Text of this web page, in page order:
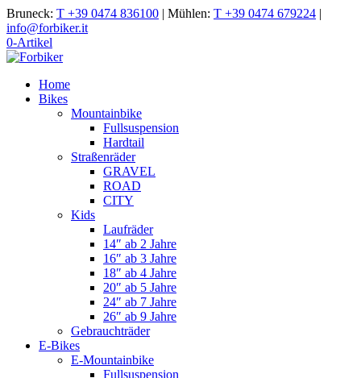
Bruneck: T +39 0474 836100 | Mühlen: T +39 0474 679224 |
info@forbiker.it
0-Artikel
Home
Bikes
Mountainbike
Fullsuspension
Hardtail
Straßenräder
GRAVEL
ROAD
CITY
Kids
Laufräder
14″ ab 2 Jahre
16″ ab 3 Jahre
18″ ab 4 Jahre
20″ ab 5 Jahre
24″ ab 7 Jahre
26″ ab 9 Jahre
Gebrauchträder
E-Bikes
E-Mountainbike
Fullsuspension